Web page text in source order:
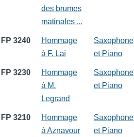
des brumes
matinales ...
FP 3240
Hommage
à F. Lai
Saxophone
et Piano
FP 3230
Hommage
à M.
Legrand
Saxophone
et Piano
FP 3210
Hommage
à Aznavour
Saxophone
et Piano